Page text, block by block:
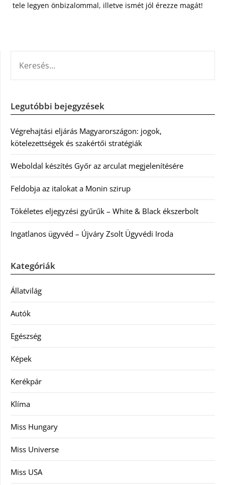
tele legyen önbizalommal, illetve ismét jól érezze magát!
Legutóbbi bejegyzések
Végrehajtási eljárás Magyarországon: jogok,
kötelezettségek és szakértői stratégiák
Weboldal készítés Győr az arculat megjelenítésére
Feldobja az italokat a Monin szirup
Tökéletes eljegyzési gyűrűk – White & Black ékszerbolt
Ingatlanos ügyvéd – Újváry Zsolt Ügyvédi Iroda
Kategóriák
Állatvilág
Autók
Egészség
Képek
Kerékpár
Klíma
Miss Hungary
Miss Universe
Miss USA